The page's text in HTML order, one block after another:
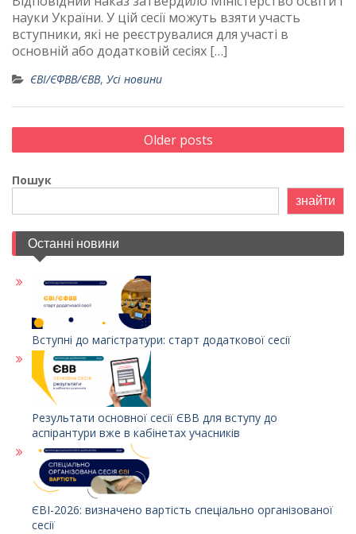
науки України. У цій сесії можуть взяти участь
вступники, які не реєструвалися для участі в
основній або додатковій сесіях […]
ЄВІ/ЄФВВ/ЄВВ, Усі новини
Posts
navigation
Older posts
Пошук
знайти
Останні новини
Вступні до магістратури: старт додаткової сесії
Результати основної сесії ЄВВ для вступу до
аспірантури вже в кабінетах учасників
ЄВІ-2026: визначено вартість спеціально організованої
сесії